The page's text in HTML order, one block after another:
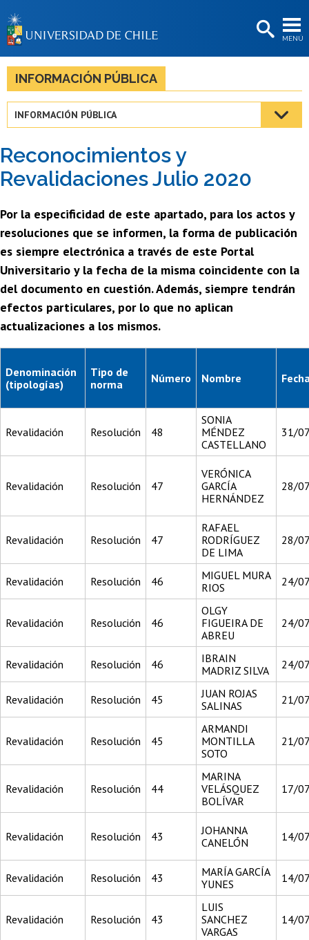
MENÚ
BIBLIOTECAS
LA UNIVERSIDAD
Estudiantes
Académicas/os
Funcionarias/os
Egresadas/os
INFORMACIÓN PÚBLICA
INFORMACIÓN PÚBLICA
Reconocimientos y
Revalidaciones Julio 2020
Por la especificidad de este apartado, para los actos y
resoluciones que se informen, la forma de publicación
es siempre electrónica a través de este Portal
Universitario y la fecha de la misma coincidente con la
del documento en cuestión. Además, siempre tendrán
efectos particulares, por lo que no aplican
actualizaciones a los mismos.
Denominación
(tipologías)
Tipo de
norma
Número Nombre
Revalidación Resolución 48
SONIA
MÉNDEZ
CASTELLANO
31/
Revalidación Resolución 47
VERÓNICA
GARCÍA
HERNÁNDEZ
28/
Revalidación Resolución 47
RAFAEL
RODRÍGUEZ
DE LIMA
28/
Revalidación Resolución 46
MIGUEL MURA
RIOS
24/
Revalidación Resolución 46
OLGY
FIGUEIRA DE
ABREU
24/
Revalidación Resolución 46
IBRAIN
MADRIZ SILVA
24/
Revalidación Resolución 45
JUAN ROJAS
SALINAS
21/
Revalidación Resolución 45
ARMANDI
MONTILLA
SOTO
21/
Revalidación Resolución 44
MARINA
VELÁSQUEZ
BOLÍVAR
17/
Revalidación Resolución 43
JOHANNA
CANELÓN
14/
Revalidación Resolución 43
MARÍA GARCÍA
YUNES
14/
Revalidación Resolución 43
LUIS
SANCHEZ
VARGAS
14/